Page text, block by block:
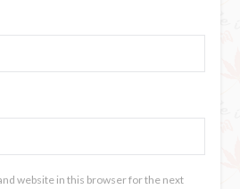
website in this browser for the next